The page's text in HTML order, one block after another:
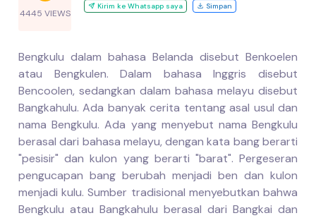
4445 VIEWS
Kirim ke Whatsapp saya Simpan
Bengkulu dalam bahasa Belanda disebut Benkoelen
atau Bengkulen. Dalam bahasa Inggris disebut
Bencoolen, sedangkan dalam bahasa melayu disebut
Bangkahulu. Ada banyak cerita tentang asal usul dan
nama Bengkulu. Ada yang menyebut nama Bengkulu
berasal dari bahasa melayu, dengan kata bang berarti
"pesisir" dan kulon yang berarti "barat". Pergeseran
pengucapan bang berubah menjadi ben dan kulon
menjadi kulu. Sumber tradisional menyebutkan bahwa
Bengkulu atau Bangkahulu berasal dari Bangkai dan